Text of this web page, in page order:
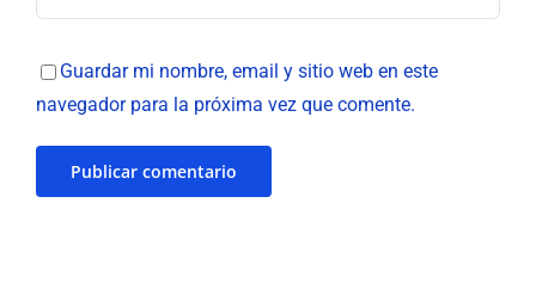
Guardar mi nombre, email y sitio web en este
navegador para la próxima vez que comente.